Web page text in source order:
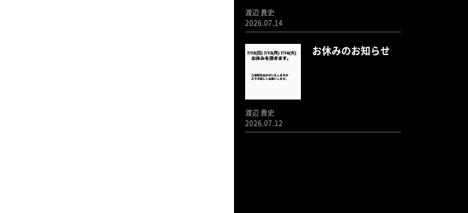
渡辺 貴史
2026.07.14
お休みのお知らせ
渡辺 貴史
2026.07.12